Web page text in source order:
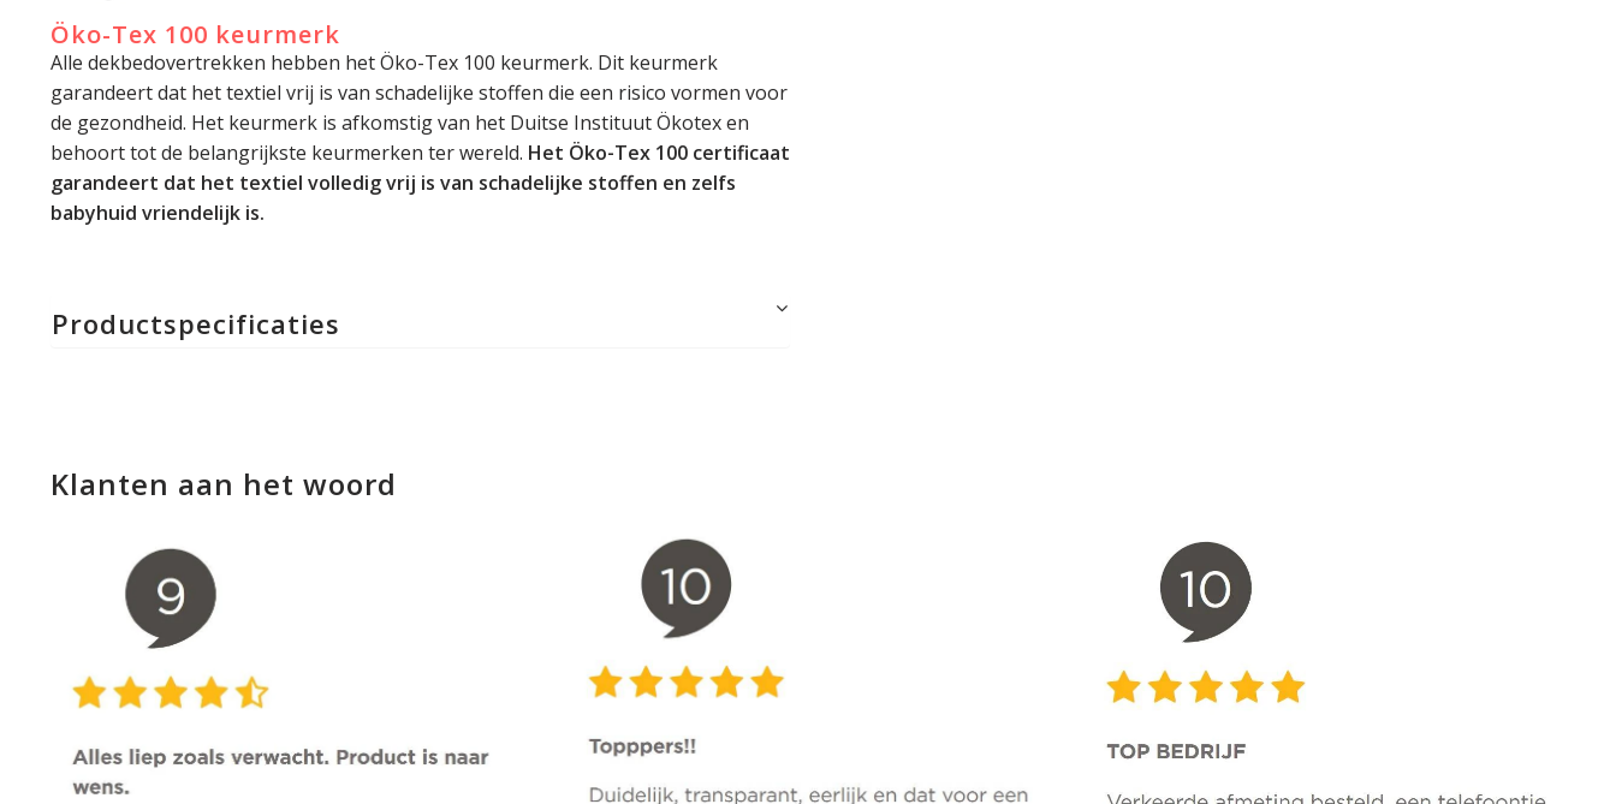
Öko-Tex 100 keurmerk
Alle dekbedovertrekken hebben het Öko-Tex 100 keurmerk. Dit keurmerk
garandeert dat het textiel vrij is van schadelijke stoffen die een risico vormen voor
de gezondheid. Het keurmerk is afkomstig van het Duitse Instituut Ökotex en
behoort tot de belangrijkste keurmerken ter wereld. Het Öko-Tex 100 certificaat
garandeert dat het textiel volledig vrij is van schadelijke stoffen en zelfs
babyhuid vriendelijk is.
Productspecificaties
Klanten aan het woord